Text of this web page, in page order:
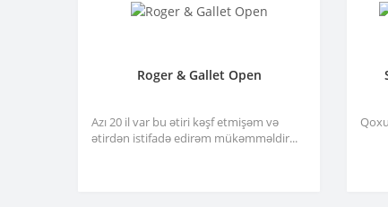
Roger & Gallet Open
Azı 20 il var bu ətiri kəşf etmişəm və
ətirdən istifadə edirəm mükəmməldir...